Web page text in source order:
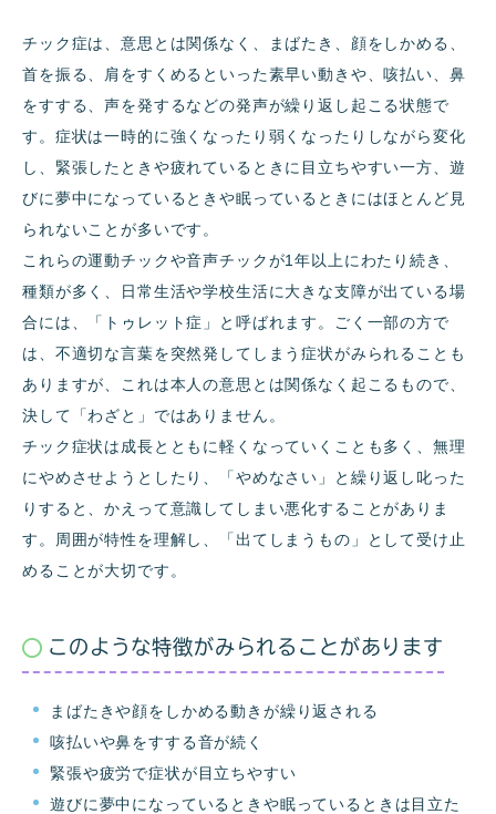
チック症は、意思とは関係なく、まばたき、顔をしかめる、
首を振る、肩をすくめるといった素早い動きや、咳払い、鼻
をすする、声を発するなどの発声が繰り返し起こる状態で
す。症状は一時的に強くなったり弱くなったりしながら変化
し、緊張したときや疲れているときに目立ちやすい一方、遊
びに夢中になっているときや眠っているときにはほとんど見
られないことが多いです。
これらの運動チックや音声チックが1年以上にわたり続き、
種類が多く、日常生活や学校生活に大きな支障が出ている場
合には、「トゥレット症」と呼ばれます。ごく一部の方で
は、不適切な言葉を突然発してしまう症状がみられることも
ありますが、これは本人の意思とは関係なく起こるもので、
決して「わざと」ではありません。
チック症状は成長とともに軽くなっていくことも多く、無理
にやめさせようとしたり、「やめなさい」と繰り返し叱った
りすると、かえって意識してしまい悪化することがありま
す。周囲が特性を理解し、「出てしまうもの」として受け止
めることが大切です。
このような特徴がみられることがあります
まばたきや顔をしかめる動きが繰り返される
咳払いや鼻をすする音が続く
緊張や疲労で症状が目立ちやすい
遊びに夢中になっているときや眠っているときは目立た